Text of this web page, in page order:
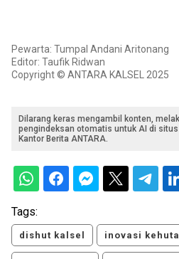
Pewarta: Tumpal Andani Aritonang
Editor: Taufik Ridwan
Copyright © ANTARA KALSEL 2025
Dilarang keras mengambil konten,
pengindeksan otomatis untuk AI di
Kantor Berita ANTARA.
Tags:
dishut kalsel inovasi